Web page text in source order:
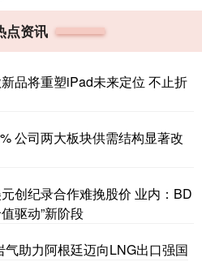
点资讯
品将重塑iPad未来定位 不止折
公司两大板块供需结构显著改
创纪录合作难挽股价 业内：BD
驱动”新阶段
助力阿根廷迈向LNG出口强国